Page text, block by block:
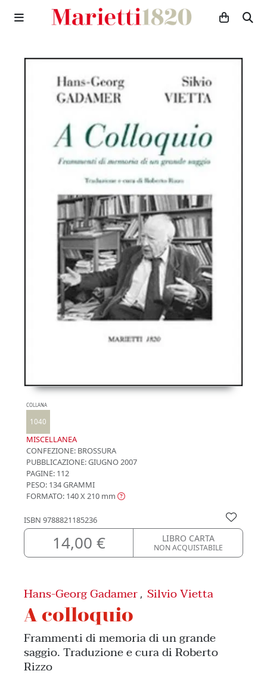
COLLANA
1040
MISCELLANEA
CONFEZIONE: BROSSURA
PUBBLICAZIONE:GIUGNO 2007
PAGINE: 112
PESO: 134 GRAMMI
FORMATO: 140 X 210 mm
ISBN 9788821185236
14,00 € LIBRO CARTA
NON ACQUISTABILE
Hans-Georg Gadamer , Silvio Vietta
A colloquio
Frammenti di memoria di un grande
saggio. Traduzione e cura di Roberto
Rizzo